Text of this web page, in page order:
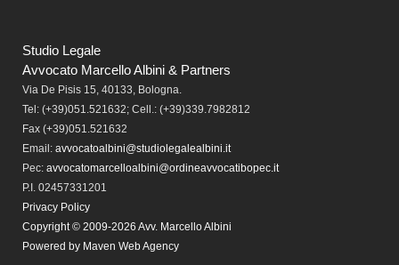
Studio Legale
Avvocato Marcello Albini & Partners
Via De Pisis 15, 40133, Bologna.
Tel: (+39)051.521632; Cell.: (+39)339.7982812
Fax (+39)051.521632
Email: avvocatoalbini@studiolegalealbini.it
Pec: avvocatomarcelloalbini@ordineavvocatibopec.it
P.I. 02457331201
Privacy Policy
Copyright © 2009-2026 Avv. Marcello Albini
Powered by Maven Web Agency